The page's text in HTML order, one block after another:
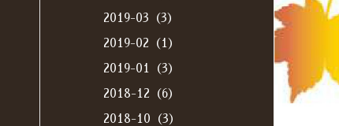
2019-03（3）
2019-02（1）
2019-01（3）
2018-12（6）
2018-10（3）